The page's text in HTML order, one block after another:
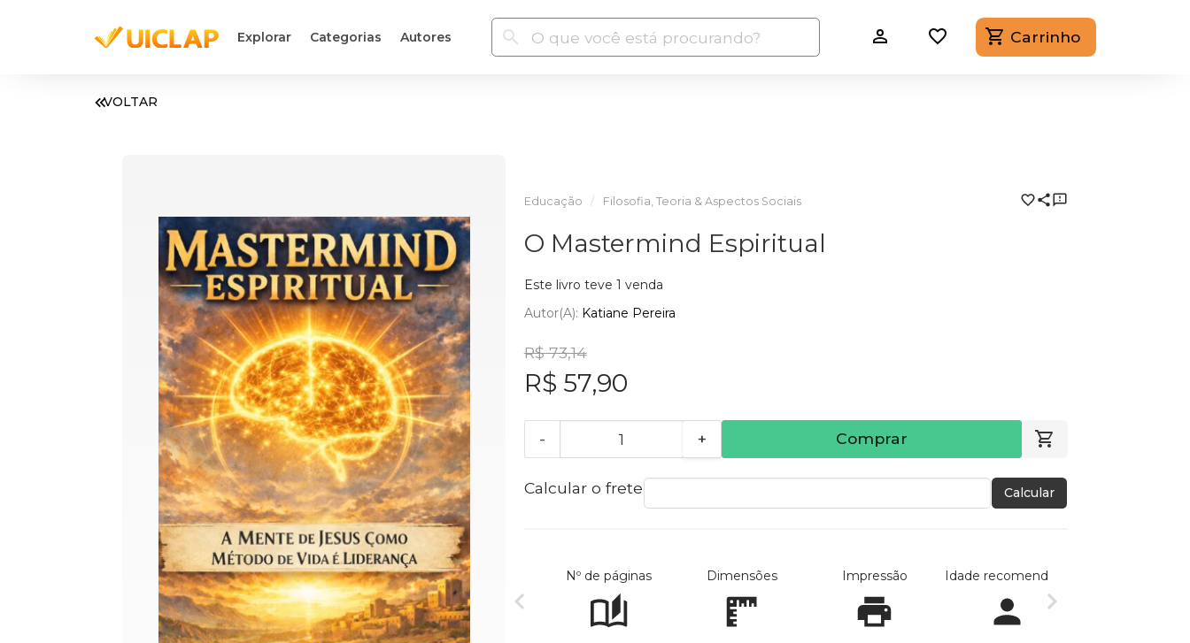
Explorar Categorias Autores Carrinho
VOLTAR
Educação Filosofia, Teoria & Aspectos Sociais
O Mastermind Espiritual
Este livro teve 1 venda
Autor(a): Katiane Pereira
R$ 73,14
R$ 57,90
- + Comprar
Calcular o frete Calcular
Nº de páginas Dimensões Impressão Idade recomendada